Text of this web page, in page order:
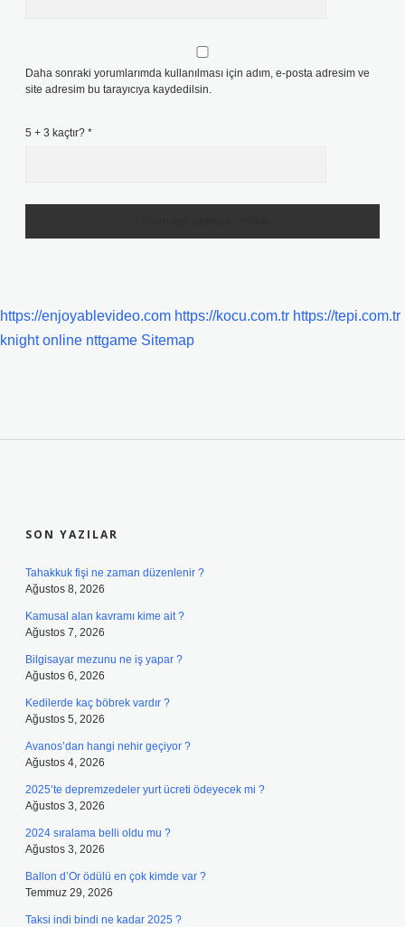
Daha sonraki yorumlarımda kullanılması için adım, e-posta adresim ve
site adresim bu tarayıcıya kaydedilsin.
5 + 3 kaçtır? *
https://enjoyablevideo.com https://kocu.com.tr https://tepi.com.tr
knight online nttgame Sitemap
SON YAZILAR
Tahakkuk fişi ne zaman düzenlenir ?
Ağustos 8, 2026
Kamusal alan kavramı kime ait ?
Ağustos 7, 2026
Bilgisayar mezunu ne iş yapar ?
Ağustos 6, 2026
Kedilerde kaç böbrek vardır ?
Ağustos 5, 2026
Avanos’dan hangi nehir geçiyor ?
Ağustos 4, 2026
2025’te depremzedeler yurt ücreti ödeyecek mi ?
Ağustos 3, 2026
2024 sıralama belli oldu mu ?
Ağustos 3, 2026
Ballon d’Or ödülü en çok kimde var ?
Temmuz 29, 2026
Taksi indi bindi ne kadar 2025 ?